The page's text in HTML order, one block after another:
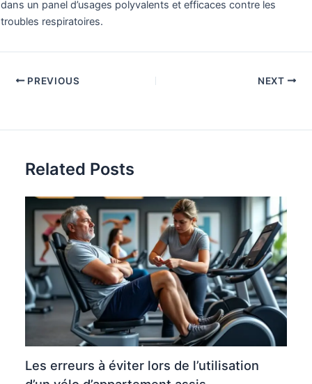
dans un panel d’usages polyvalents et efficaces contre les
troubles respiratoires.
PREVIOUS NEXT
Related Posts
Les erreurs à éviter lors de l’utilisation